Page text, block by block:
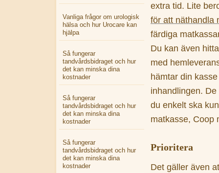
extra tid. Lite
för att näthandla
färdiga
Du kan även
med
hämtar din
inhandlingen.
du enkelt ska
matkasse, Coop
Prioritera
Det gäller även
Vanliga frågor om urologisk
hälsa och hur Urocare kan
hjälpa
Så fungerar
tandvårdsbidraget och hur
det kan minska dina
kostnader
Så fungerar
tandvårdsbidraget och hur
det kan minska dina
kostnader
Så fungerar
tandvårdsbidraget och hur
det kan minska dina
kostnader